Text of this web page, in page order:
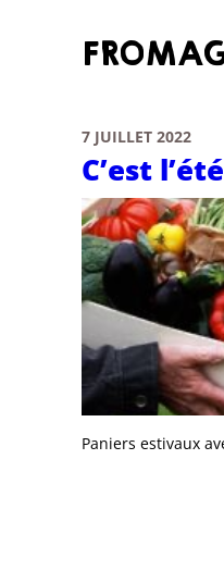
7 JUILLET 2022
C’est
Paniers estivaux